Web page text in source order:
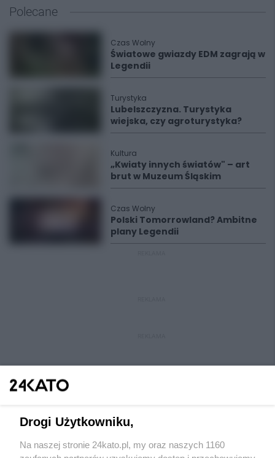
Polecane
Czas Wolny
Światowe gwiazdy EDM zagrają w
Legendii
Turystyka
Lubelszczyzna. Turystyka
wiejska, czy agroturystyka?
Kultura
„Kwiaty innych światów" – art
brut w Muzeum Śląskim
Czas Wolny
Polski Tomorrowland? Ambitne
plany Legendii
Wydawca mediów lokalnych
Drogi Użytkowniku,
Na naszej stronie 24kato.pl, my oraz naszych 1160